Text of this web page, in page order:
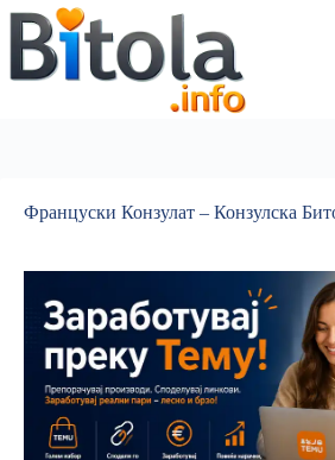
Француски Конзулат – Конзулска